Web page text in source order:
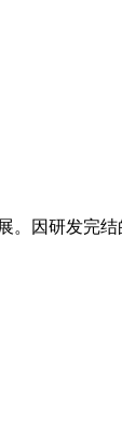
。因研发完